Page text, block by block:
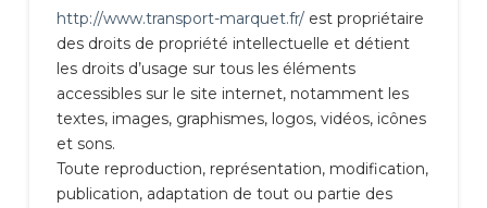
http://www.transport-marquet.fr/est propriétaire
des droits de propriété intellectuelle et détient
les droits d’usage sur tous les éléments
accessibles sur le site internet, notamment les
textes, images, graphismes, logos, vidéos, icônes
et sons.
Toute reproduction, représentation, modification,
publication, adaptation de tout ou partie des